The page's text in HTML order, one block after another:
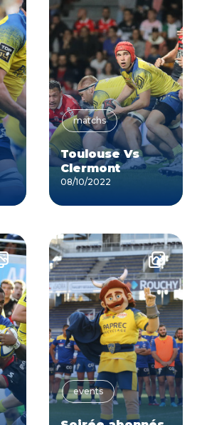
matchs
Toulouse Vs
Clermont
08/10/2022
events